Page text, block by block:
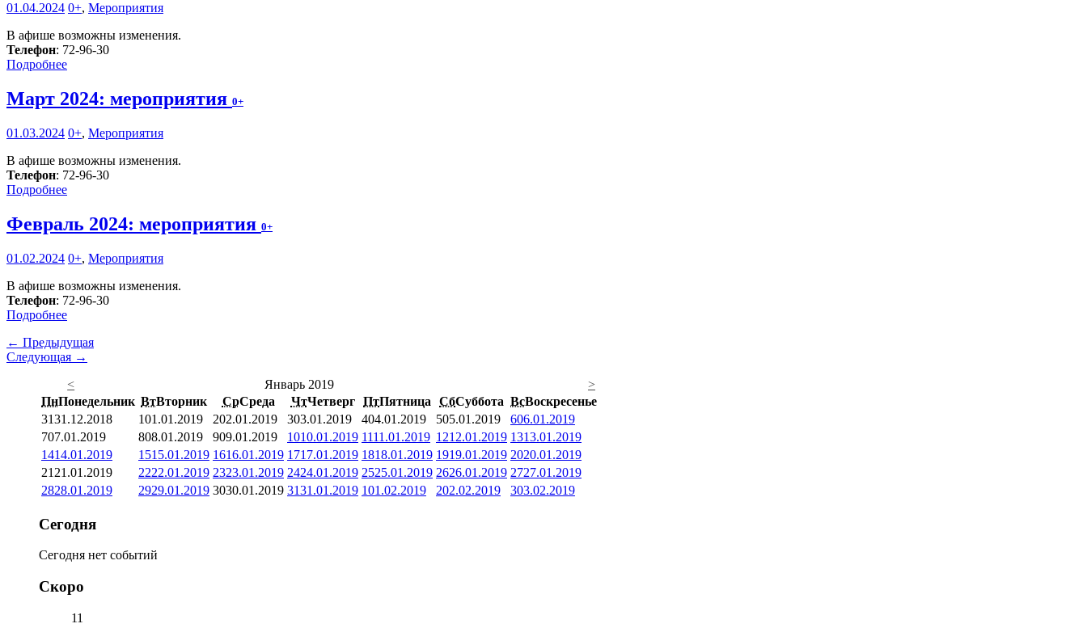
01.04.2024 0+, Мероприятия
В афише возможны изменения.
Телефон: 72-96-30
Подробнее
Март 2024: мероприятия 0+
01.03.2024 0+, Мероприятия
В афише возможны изменения.
Телефон: 72-96-30
Подробнее
Февраль 2024: мероприятия 0+
01.02.2024 0+, Мероприятия
В афише возможны изменения.
Телефон: 72-96-30
Подробнее
← Предыдущая
Следующая →
<
Январь 2019
>
ПнПонедельник ВтВторник СрСреда ЧтЧетверг ПтПятница СбСуббота ВсВоскресенье
3131.12.2018 101.01.2019 202.01.2019 303.01.2019 404.01.2019 505.01.2019 606.01.2019
707.01.2019 808.01.2019 909.01.2019 1010.01.2019 1111.01.2019 1212.01.2019 1313.01.2019
1414.01.2019 1515.01.2019 1616.01.2019 1717.01.2019 1818.01.2019 1919.01.2019 2020.01.2019
21 21.01.2019 2222.01.2019 2323.01.2019 2424.01.2019 2525.01.2019 2626.01.2019 2727.01.2019
2828.01.2019 2929.01.2019 3030.01.2019 3131.01.2019 101.02.2019 202.02.2019 303.02.2019
Сегодня
Сегодня нет событий
Скоро
11